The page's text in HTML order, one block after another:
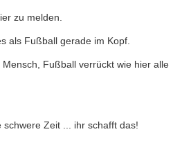
zu melden.
als Fußball gerade im Kopf.
Fußball verrückt wie hier alle
Zeit ... ihr schafft das!